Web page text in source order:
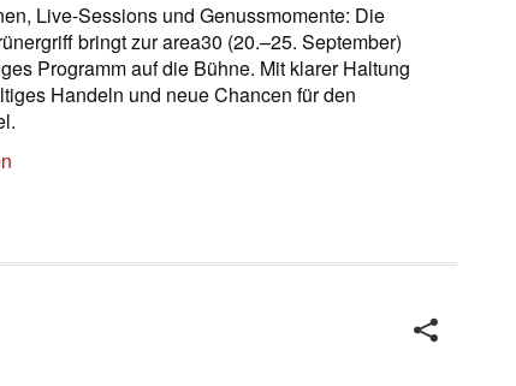
Live-Sessions und Genussmomente: Die
bringt zur area30 (20.–25. September)
Programm auf die Bühne. Mit klarer Haltung
Handeln und neue Chancen für den